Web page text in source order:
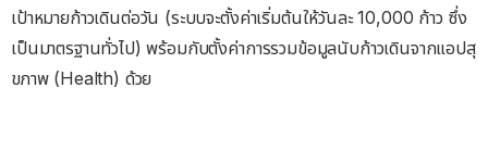
เป้าหมายก้าวเดินต่อวัน (ระบบจะตั้งค่าเริ่มต้นให้วันละ 10,000 ก้าว ซึ่ง
เป็นมาตรฐานทั่วไป) พร้อมกับตั้งค่าการรวมข้อมูลนับก้าวเดินจากแอปสุ
ขภาพ (Health) ด้วย